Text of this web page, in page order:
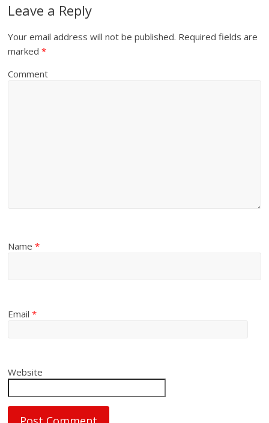
Leave a Reply
Your email address will not be published. Required fields are
marked*
Comment
Name*
Email*
Website